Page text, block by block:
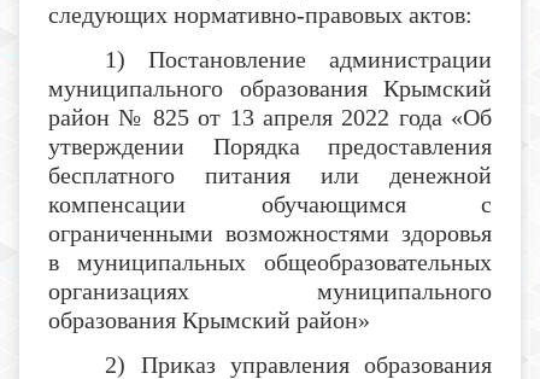
следующих нормативно-правовых актов:
1) Постановление администрации
муниципального образования Крымский
район № 825 от 13 апреля 2022 года «Об
утверждении Порядка предоставления
бесплатного питания или денежной
компенсации обучающимся с
ограниченными возможностями здоровья
в муниципальных общеобразовательных
организациях муниципального
образования Крымский район»
2) Приказ управления образования